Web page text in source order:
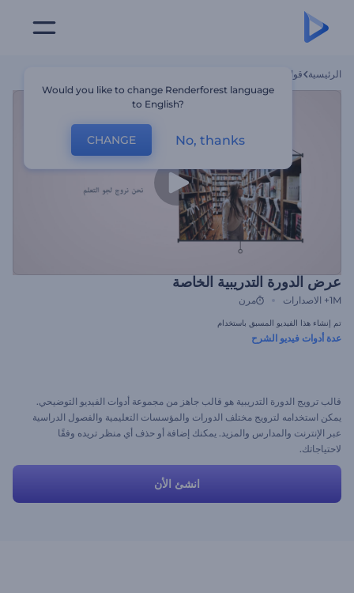
الرئيسية قوالب
عرض الدورة التدريبية الخاصة
1M+ الاصدارات مرن
تم إنشاء هذا الفيديو المسبق باستخدام
عدة أدوات فيديو الشرح
قالب ترويج الدورة التدريبية هو قالب جاهز من مجموعة أدوات الفيديو التوضيحي.
يمكن استخدامه لترويج مختلف الدورات والمؤسسات التعليمية والفصول الدراسية
عبر الإنترنت والمدارس والمزيد. يمكنك إضافة أو حذف أي منظر تريده وفقًا
لاحتياجاتك.
انشئ الأن
Would you like to change Renderforest language
to English?
CHANGE No, thanks